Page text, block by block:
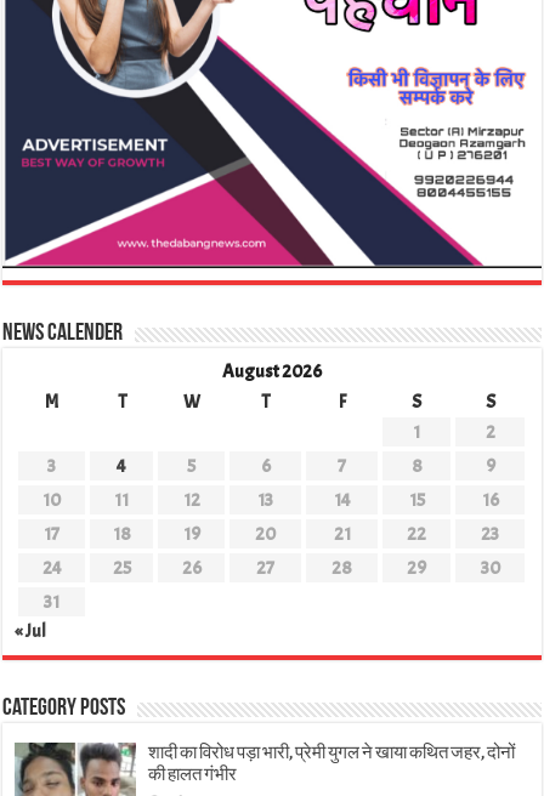
News Calender
August 2026
M
T W T F S
S
1
2
3
4 5 6 7 8
9
10
11 12 13 14 15
16
17
18 19 20 21 22
23
24
25 26 27 28 29
30
31
« Jul
Category Posts
शादी का विरोध पड़ा भारी, प्रेमी युगल ने खाया कथित जहर, दोनों
की हालत गंभीर